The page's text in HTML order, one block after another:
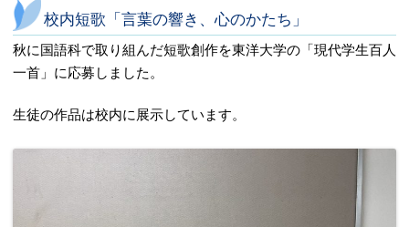
校内短歌「言葉の響き、心のかたち」
秋に国語科で取り組んだ短歌創作を東洋大学の「現代学生百人
一首」に応募しました。
生徒の作品は校内に展示しています。